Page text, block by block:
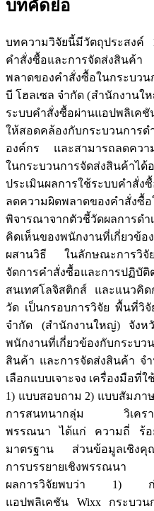
บทคัดย่อ
บทความวิจัยนี้มีวัตถุประสงค์
คำสั่งซื้อและการจัดส่งสินค้า
พลาดของคำสั่งซื้อในกระบวน
บี โฮลเซล จำกัด (สำนักงาน
ระบบคำสั่งซื้อผ่านแอปพลิเคชั
ให้สอดคล้องกับกระบวนการด
องค์กร และสามารถลดควา
ในกระบวนการจัดส่งสินค้าไ
ประเมินผลการใช้ระบบคำสั่ง
ลดความผิดพลาดของคำสั่งซื้
พิจารณาจากตัวชี้วัดผลการด
คิดเห็นของพนักงานที่เกี่ยวข้อ
ผสานวิธี ในลักษณะการวิจั
จัดการคำสั่งซื้อและการปฏิ
สนเทศโลจิสติกส์ และแนวคิด
วัด เป็นกรอบการวิจัย พื้นที่วิ
จำกัด (สำนักงานใหญ่) จังห
พนักงานที่เกี่ยวข้องกับกระบ
สินค้า และการจัดส่งสินค้า จ
เลือกแบบเจาะจง เครื่องมือที่
1) แบบสอบถาม 2) แบบสัมภา
การสนทนากลุ่ม วิเคราะห์
พรรณนา ได้แก่ ความถี่ ร้อ
มาตรฐาน ส่วนข้อมูลเชิงคุณ
การบรรยายเชิงพรรณนา
ผลการวิจัยพบว่า 1) ก่อ
แอปพลิเคชัน Wixx กระบวน